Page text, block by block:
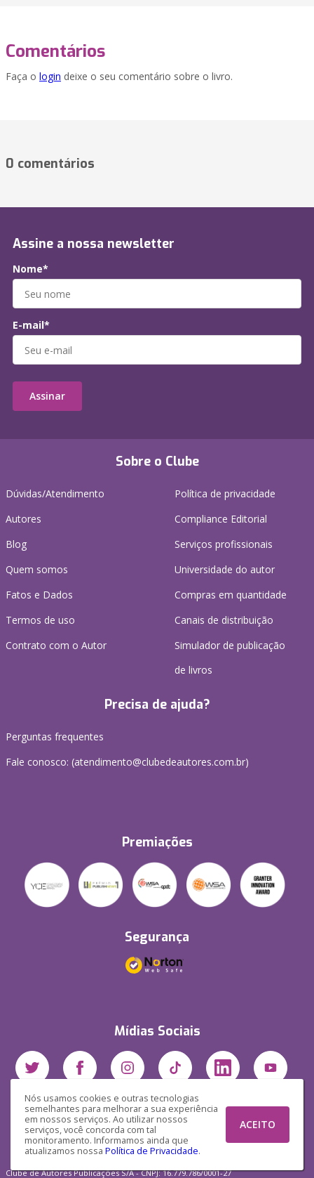
Nós usamos cookies e outras tecnologias
semelhantes para melhorar a sua experiência
em nossos serviços. Ao utilizar nossos
serviços, você concorda com tal
monitoramento. Informamos ainda que
atualizamos nossa Política de Privacidade.
ACEITO
Comentários
Faça o login deixe o seu comentário sobre o livro.
0 comentários
Sobre o Clube
Dúvidas/Atendimento
Autores
Blog
Quem somos
Fatos e Dados
Termos de uso
Contrato com o Autor
Política de privacidade
Compliance Editorial
Serviços profissionais
Universidade do autor
Compras em quantidade
Canais de distribuição
Simulador de publicação
de livros
Precisa de ajuda?
Perguntas frequentes
Fale conosco: (atendimento@clubedeautores.com.br)
Premiações
Segurança
Mídias Sociais
Assine a nossa newsletter
Nome*
E-mail*
Assinar
Clube de Autores Publicações S/A - CNPJ: 16.779.786/0001-27